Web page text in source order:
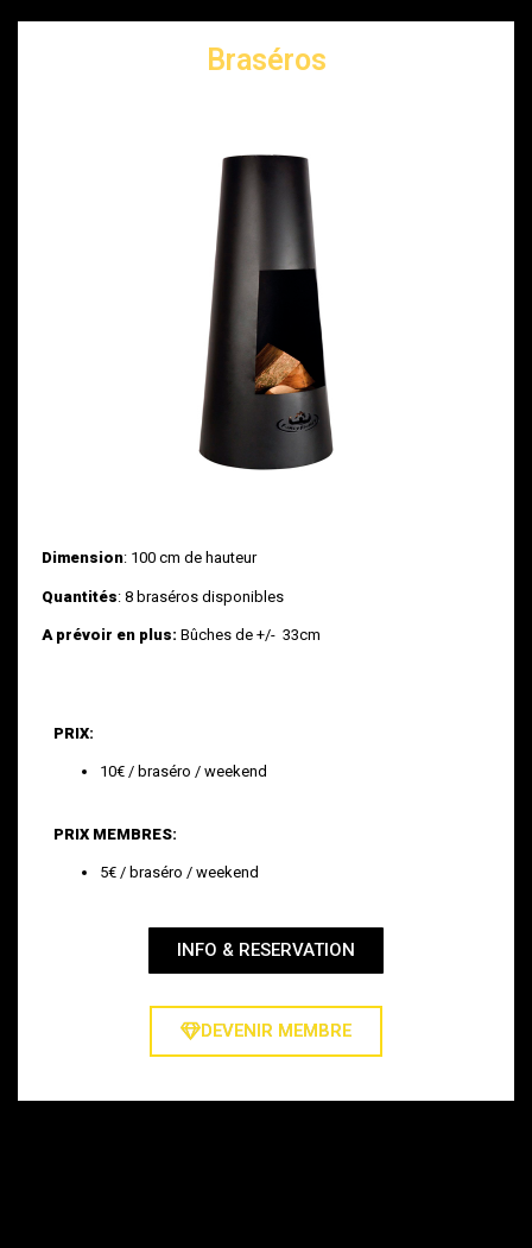
Braséros
Dimension: 100 cm de hauteur
Quantités: 8 braséros disponibles
A prévoir en plus: Bûches de +/- 33cm
PRIX:
10€ / braséro / weekend
PRIX MEMBRES:
5€ / braséro / weekend
INFO & RESERVATION
DEVENIR MEMBRE